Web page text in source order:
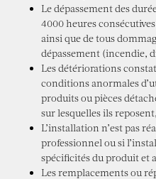
Le dépassement des
4000 heures
ainsi que de tous
dépassement (incendie,
Les détériorations
conditions anormales
produits ou pièces
sur lesquelles ils reposent,
L’installation n’est pas
professionnel ou si
spécificités du produit et
Les remplacements ou